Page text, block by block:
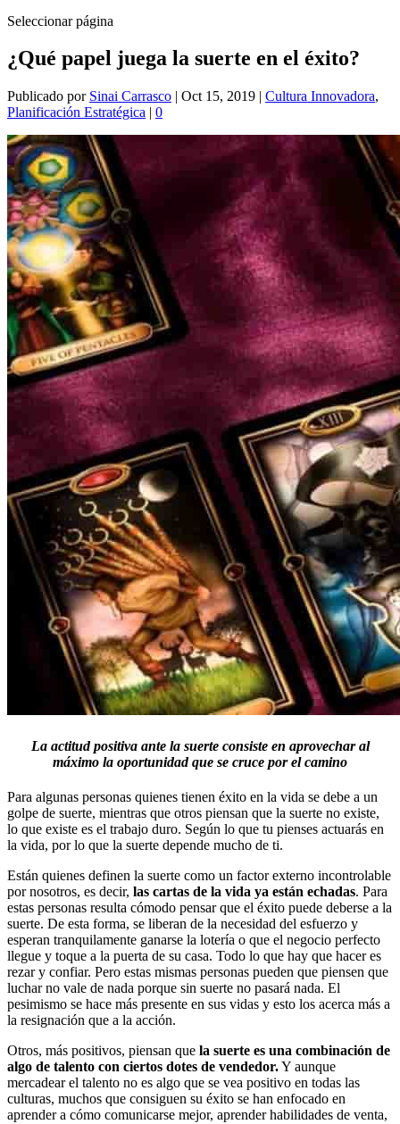
Seleccionar página
¿Qué papel juega la suerte en el éxito?
Publicado por Sinai Carrasco | Oct 15, 2019 | Cultura Innovadora,
Planificación Estratégica | 0
La actitud positiva ante la suerte consiste en aprovechar al
máximo la oportunidad que se cruce por el camino
Para algunas personas quienes tienen éxito en la vida se debe a un
golpe de suerte, mientras que otros piensan que la suerte no existe,
lo que existe es el trabajo duro. Según lo que tu pienses actuarás en
la vida, por lo que la suerte depende mucho de ti.
Están quienes definen la suerte como un factor externo incontrolable
por nosotros, es decir, las cartas de la vida ya están echadas. Para
estas personas resulta cómodo pensar que el éxito puede deberse a la
suerte. De esta forma, se liberan de la necesidad del esfuerzo y
esperan tranquilamente ganarse la lotería o que el negocio perfecto
llegue y toque a la puerta de su casa. Todo lo que hay que hacer es
rezar y confiar. Pero estas mismas personas pueden que piensen que
luchar no vale de nada porque sin suerte no pasará nada. El
pesimismo se hace más presente en sus vidas y esto los acerca más a
la resignación que a la acción.
Otros, más positivos, piensan que la suerte es una combinación de
algo de talento con ciertos dotes de vendedor.Y aunque
mercadear el talento no es algo que se vea positivo en todas las
culturas, muchos que consiguen su éxito se han enfocado en
aprender a cómo comunicarse mejor, aprender habilidades de venta,